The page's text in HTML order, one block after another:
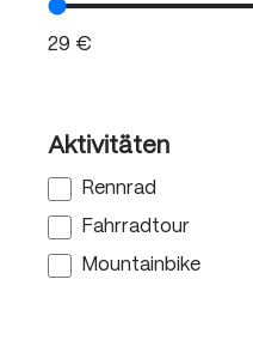
Aktivitäten
Rennrad
Fahrradtour
Mountainbike